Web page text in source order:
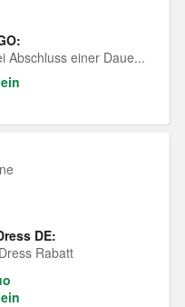
Abschluss einer Daue...
DE:
Rabatt